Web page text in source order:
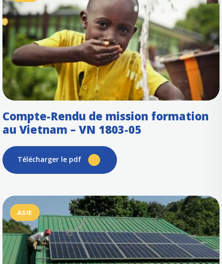
Compte-Rendu de mission formation
au Vietnam – VN 1803-05
Télécharger le pdf
ASIE